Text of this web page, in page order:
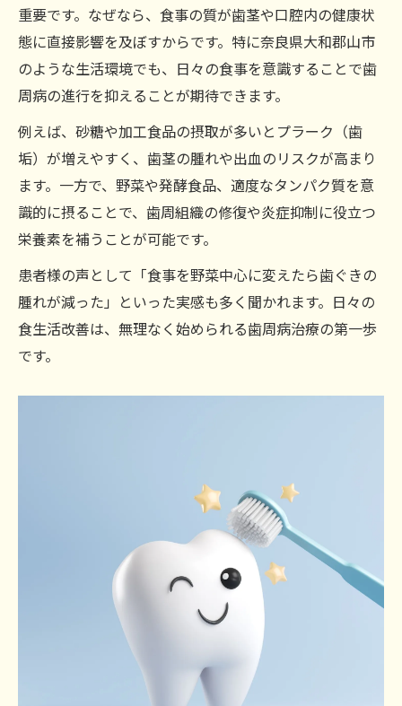
歯周病治療のために控えたい食習慣を知る
歯周病治療の妨げになる食品とその理由
歯茎の健康を損なう食習慣を見直すポイン
ト
間食のタイミングが歯周病治療に与える影
響
甘い飲み物が歯周病治療に良くない理由と
は
セルフケアと歯周病治療のベストなバランスを
知る
セルフケアと歯周病治療を両立するコツ
歯科受診と食事改善のベストなタイミング
由
大和郡山市で実践する食事改善による歯茎ケア
大和郡山市で始める歯周病治療と食事改善
地域で実践できる歯周病治療の食生活アド
バイス
歯周病治療と食事改善の体験談を大和郡山
市で紹介
大和郡山市の食材を活用した歯周病治療の
重要です。なぜなら、食事の質が歯茎や口腔内の健康状
態に直接影響を及ぼすからです。特に奈良県大和郡山市
のような生活環境でも、日々の食事を意識することで歯
周病の進行を抑えることが期待できます。
例えば、砂糖や加工食品の摂取が多いとプラーク（歯
垢）が増えやすく、歯茎の腫れや出血のリスクが高まり
ます。一方で、野菜や発酵食品、適度なタンパク質を意
識的に摂ることで、歯周組織の修復や炎症抑制に役立つ
栄養素を補うことが可能です。
患者様の声として「食事を野菜中心に変えたら歯ぐきの
腫れが減った」といった実感も多く聞かれます。日々の
食生活改善は、無理なく始められる歯周病治療の第一歩
です。